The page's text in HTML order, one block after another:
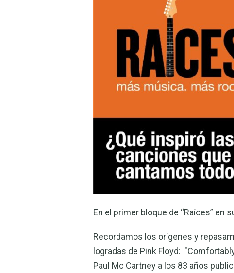
En el primer bloque de “Raíces” en
Recordamos los orígenes y
logradas de Pink Floyd:
Paul Mc Cartney a los 83 años